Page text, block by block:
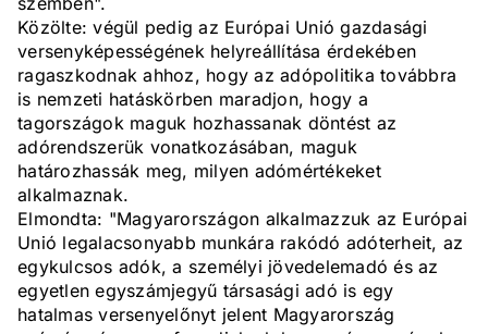
Közölte: végül pedig az Európai Unió gazdasági
versenyképességének helyreállítása érdekében
ragaszkodnak ahhoz, hogy az adópolitika továbbra
is nemzeti hatáskörben maradjon, hogy a
tagországok maguk hozhassanak döntést az
adórendszerük vonatkozásában, maguk
határozhassák meg, milyen adómértékeket
alkalmaznak.
Elmondta: "Magyarországon alkalmazzuk az Európai
Unió legalacsonyabb munkára rakódó adóterheit, az
egykulcsos adók, a személyi jövedelemadó és az
egyetlen egyszámjegyű társasági adó is egy
hatalmas versenyelőnyt jelent Magyarország